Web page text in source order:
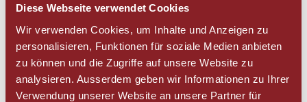
Diese Webseite verwendet Cookies
Wir verwenden Cookies, um Inhalte und Anzeigen zu
personalisieren, Funktionen für soziale Medien anbieten
zu können und die Zugriffe auf unsere Website zu
analysieren. Ausserdem geben wir Informationen zu Ihrer
Verwendung unserer Website an unsere Partner für
einmal pro Jahr** entkalkt werden. Warum? Na logisch:
Kalkablagerungen im Wasserkreislauf werden durch den
Filter so lange wie möglich vermieden.
** Die Angabe basiert auf 120 ml Tassenfüllmenge bei sechs Bezügen
pro Tag und sechsmaligem Filteraustausch entsprechend der
Geräteangabe.